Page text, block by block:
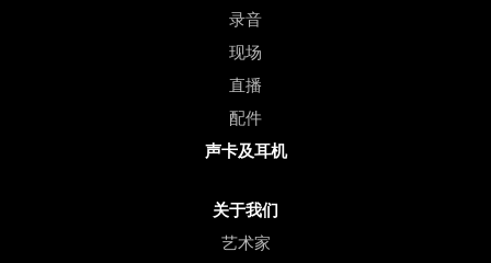
录音
现场
直播
配件
声卡及耳机
关于我们
艺术家